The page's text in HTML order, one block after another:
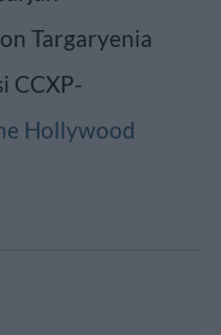
Targaryenia
CCXP-
Hollywood